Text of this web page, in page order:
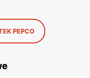
PEPCO